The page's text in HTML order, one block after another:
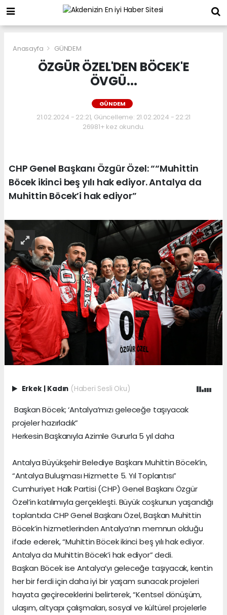
Anasayfa GÜNDEM
ÖZGÜR ÖZEL'DEN BÖCEK'E
ÖVGÜ...
GÜNDEM
21.02.2024 - 22:21, Güncelleme: 21.02.2024 - 22:21
26981+ kez okundu.
CHP Genel Başkanı Özgür Özel: ““Muhittin
Böcek ikinci beş yılı hak ediyor. Antalya da
Muhittin Böcek’i hak ediyor”
Erkek | Kadın (Haberi Sesli Oku)
Başkan Böcek; ‘Antalya’mızı geleceğe taşıyacak
projeler hazırladık”
Herkesin Başkanıyla Azimle Gururla 5 yıl daha
Antalya Büyükşehir Belediye Başkanı Muhittin Böcek’in,
“Antalya Buluşması Hizmette 5. Yıl Toplantısı”
Cumhuriyet Halk Partisi (CHP) Genel Başkanı Özgür
Özel’in katılımıyla gerçekleşti. Büyük coşkunun yaşandığı
toplantıda CHP Genel Başkanı Özel, Başkan Muhittin
Böcek’in hizmetlerinden Antalya’nın memnun olduğu
ifade ederek, “Muhittin Böcek ikinci beş yılı hak ediyor.
Antalya da Muhittin Böcek’i hak ediyor” dedi.
Başkan Böcek ise Antalya’yı geleceğe taşıyacak, kentin
her bir ferdi için daha iyi bir yaşam sunacak projeleri
hayata geçireceklerini belirterek, “Kentsel dönüşüm,
ulaşım, altyapı çalışmaları, sosyal ve kültürel projelerle